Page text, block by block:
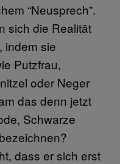
“Neusprech”.
sich die Realität
indem sie
Putzfrau,
oder Neger
das denn jetzt
Schwarze
dass er sich erst